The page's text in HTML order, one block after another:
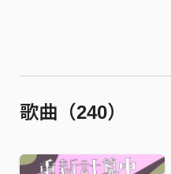
歌曲（240）